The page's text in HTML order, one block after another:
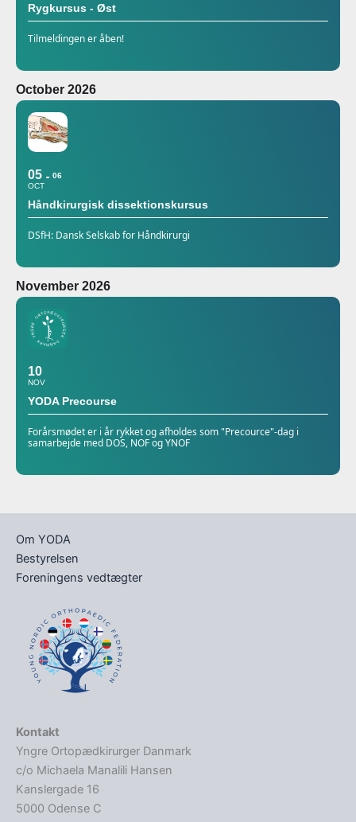
Rygkursus - Øst
Tilmeldingen er åben!
October 2026
05
OCT
06
Håndkirurgisk dissektionskursus
DSfH: Dansk Selskab for Håndkirurgi
November 2026
10
NOV
YODA Precourse
Forårsmødet er i år rykket og afholdes som "Precource"-dag i
samarbejde med DOS, NOF og YNOF
Om YODA
Bestyrelsen
Foreningens vedtægter
Kontakt
Yngre Ortopædkirurger Danmark
c/o Michaela Manalili Hansen
Kanslergade 16
5000 Odense C